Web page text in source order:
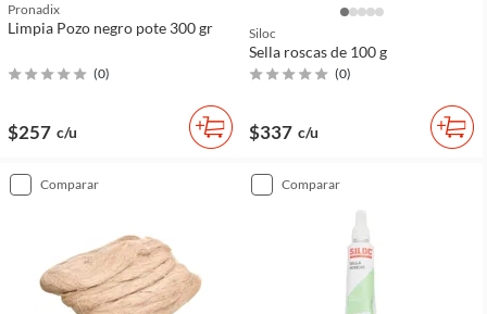
Pronadix
Limpia Pozo negro pote 300 gr
(0)
$257 c/u
Siloc
Sella roscas de 100 g
(0)
$337 c/u
comparar comparar